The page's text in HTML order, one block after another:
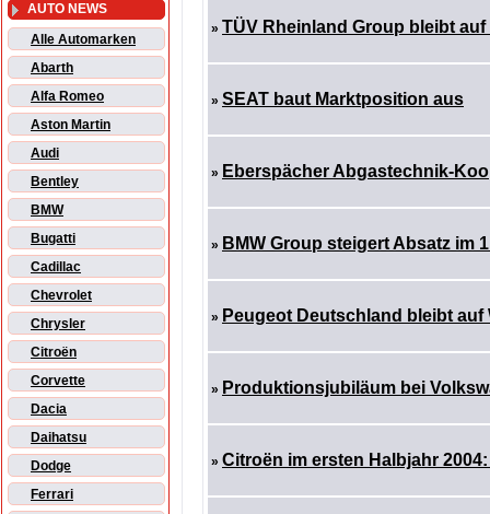
AUTO NEWS
Alle Automarken
Abarth
Alfa Romeo
Aston Martin
Audi
Bentley
BMW
Bugatti
Cadillac
Chevrolet
Chrysler
Citroën
Corvette
Dacia
Daihatsu
Dodge
Ferrari
» TÜV Rheinland Group bleibt
» SEAT baut Marktposition aus
» Eberspächer Abgastechnik-
» BMW Group steigert Absatz im
» Peugeot Deutschland bleibt
» Produktionsjubiläum bei
» Citroën im ersten Halbjahr